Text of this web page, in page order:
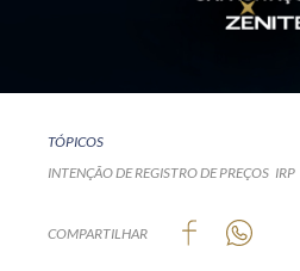
TÓPICOS
INTENÇÃO DE REGISTRO DE PREÇOS IRP
COMPARTILHAR